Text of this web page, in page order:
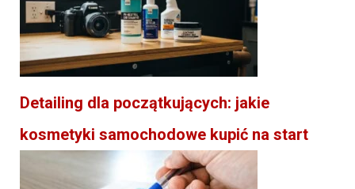
Detailing dla początkujących: jakie
kosmetyki samochodowe kupić na start